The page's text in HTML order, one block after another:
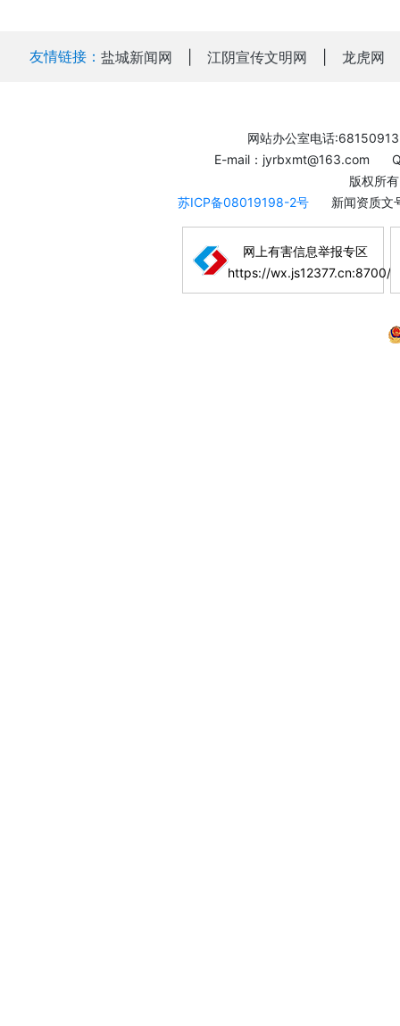
友情链接： 盐城新闻网 江阴宣传文明网 龙虎网
网站办公室电话:68150913
E-mail：jyrbxmt@163.com
版权所
苏ICP备08019198-2号
新闻资质
网上有害信息举报专区
https://wx.js12377.cn:8700/